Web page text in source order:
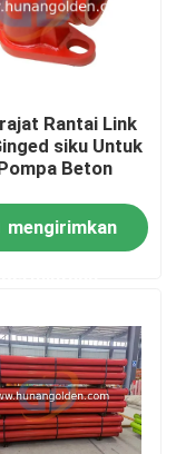
Rantai Link
siku Untuk
Beton
mengirimkan